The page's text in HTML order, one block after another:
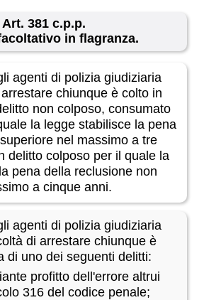
Art. 381 c.p.p.
in flagranza.
agenti di polizia giudiziaria
chiunque è colto in
non colposo, consumato
la legge stabilisce la pena
nel massimo a tre
delitto colposo per il quale la
pena della reclusione non
a cinque anni.
agenti di polizia giudiziaria
di arrestare chiunque è
di uno dei seguenti delitti:
profitto dell'errore altrui
316 del codice penale;